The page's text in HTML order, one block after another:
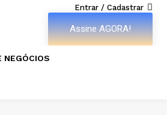
Entrar / Cadastrar
Assine AGORA!
NEGÓCIOS